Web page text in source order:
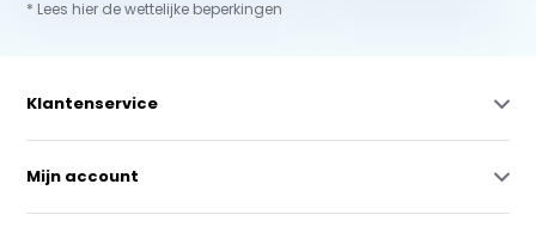
* Lees hier de wettelijke beperkingen
Klantenservice
Mijn account